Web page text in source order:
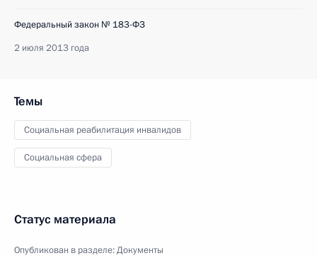
Федеральный закон № 183-ФЗ
2 июля 2013 года
Темы
Социальная реабилитация инвалидов
Социальная сфера
Статус материала
Опубликован в разделе:Документы